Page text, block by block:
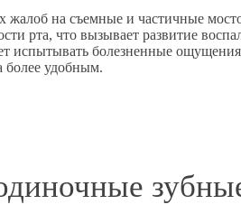
на съемные и частичные
рта, что вызывает развитие
испытывать болезненные
более удобным.